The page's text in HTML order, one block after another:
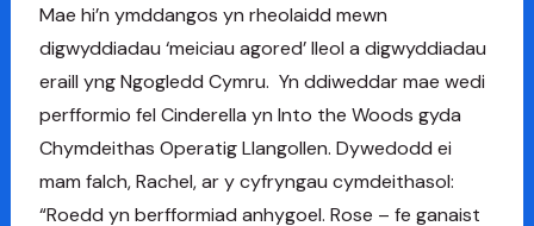
Mae hi’n ymddangos yn rheolaidd mewn
digwyddiadau ‘meiciau agored’ lleol a digwyddiadau
eraill yng Ngogledd Cymru. Yn ddiweddar mae wedi
perfformio fel Cinderella yn Into the Woods gyda
Chymdeithas Operatig Llangollen. Dywedodd ei
mam falch, Rachel, ar y cyfryngau cymdeithasol:
“Roedd yn berfformiad anhygoel. Rose – fe ganaist